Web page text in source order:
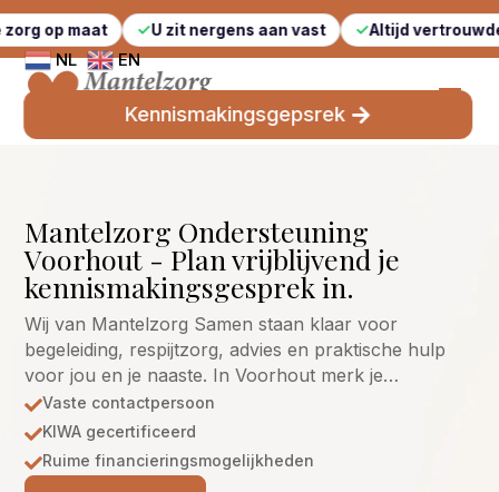
U zit nergens aan vast Altijd vertrouwde
NL EN
Kennismakingsgepsrek
Mantelzorg Ondersteuning
Voorhout - Plan vrijblijvend je
kennismakingsgesprek in.
Wij van Mantelzorg Samen staan klaar voor
begeleiding, respijtzorg, advies en praktische hulp
voor jou en je naaste. In Voorhout merk je…
Vaste contactpersoon
KIWA gecertificeerd
Ruime financieringsmogelijkheden